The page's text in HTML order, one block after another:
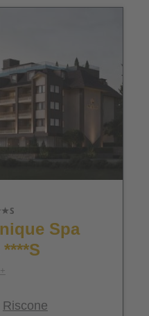
Spa
Riscone